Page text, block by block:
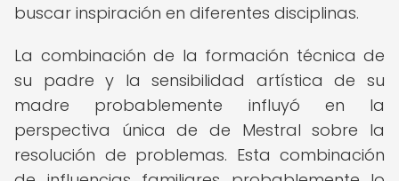
buscar inspiración en diferentes disciplinas.
La combinación de la formación técnica de
su padre y la sensibilidad artística de su
madre probablemente influyó en la
perspectiva única de de Mestral sobre la
resolución de problemas. Esta combinación